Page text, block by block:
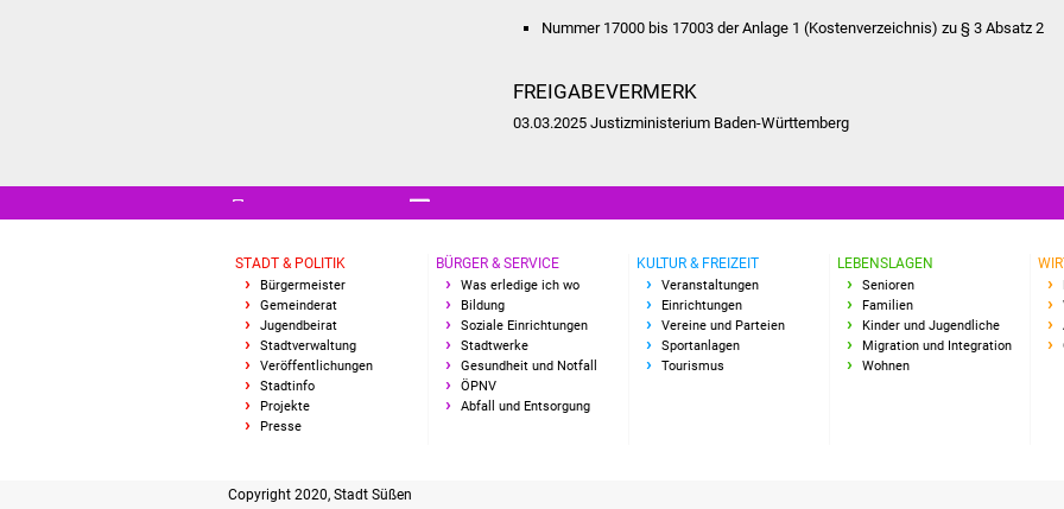
Nummer 17000 bis 17003 der Anlage 1 (Kostenverzeichnis) zu § 3 Absatz 2
FREIGABEVERMERK
03.03.2025 Justizministerium Baden-Württemberg
STADT & POLITIK
Bürgermeister
Gemeinderat
Jugendbeirat
Stadtverwaltung
Veröffentlichungen
Stadtinfo
Projekte
Presse
BÜRGER & SERVICE
Was erledige ich wo
Bildung
Soziale Einrichtungen
Stadtwerke
Gesundheit und Notfall
ÖPNV
Abfall und Entsorgung
KULTUR & FREIZEIT
Veranstaltungen
Einrichtungen
Vereine und Parteien
Sportanlagen
Tourismus
LEBENSLAGEN
Senioren
Familien
Kinder und Jugendliche
Migration und Integration
Wohnen
Copyright 2020, Stadt Süßen